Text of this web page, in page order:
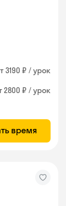
3190 ₽ / урок
2800 ₽ / урок
время